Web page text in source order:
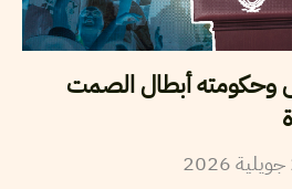
وحكومته أبطال الصمت
جويلية2026